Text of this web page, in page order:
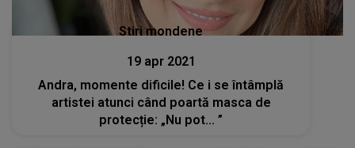
Stiri mondene
19 apr 2021
Andra, momente dificile! Ce i se întâmplă
artistei atunci când poartă masca de
protecție: „Nu pot... ”